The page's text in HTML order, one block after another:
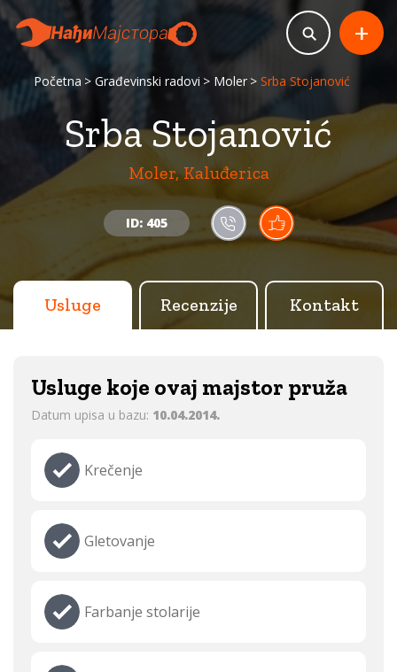
Početna Građevinski radovi Moler Srba Stojanović
Srba Stojanović
Moler, Kaluđerica
ID: 405
+
Usluge Recenzije Kontakt
Usluge koje ovaj majstor pruža
Datum upisa u bazu: 10.04.2014.
Krečenje
Gletovanje
Farbanje stolarije